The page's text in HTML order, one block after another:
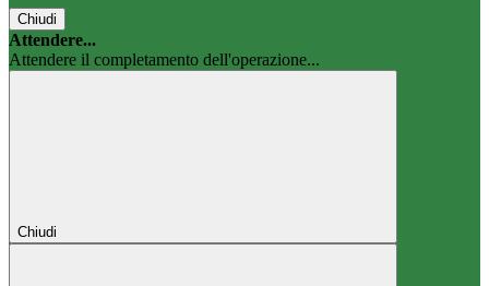
Chiudi
Attendere...
Attendere il completamento dell'operazione...
Chiudi